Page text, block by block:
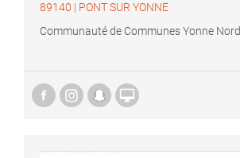
89140 | PONT SUR YONNE
Communauté de Communes Yonne Nord
